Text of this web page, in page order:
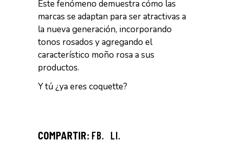
Este fenómeno demuestra cómo las
marcas se adaptan para ser atractivas a
la nueva generación, incorporando
tonos rosados y agregando el
característico moño rosa a sus
productos.
Y tú ¿ya eres coquette?
FB. LI.